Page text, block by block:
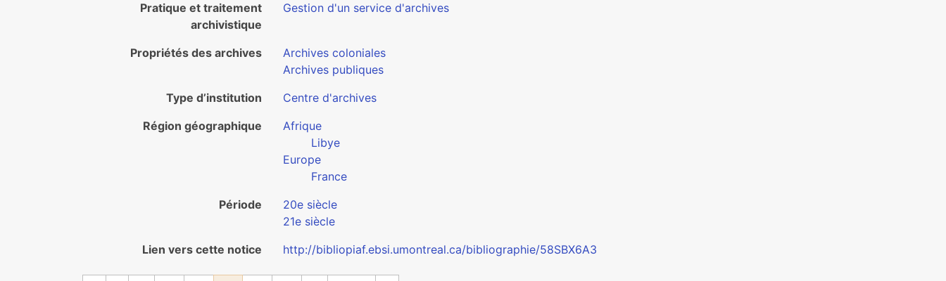
Pratique et traitement
archivistique
Gestion d'un service d'archives
Propriétés des archives
Archives coloniales
Archives publiques
Type d’institution
Centre d'archives
Région géographique
Afrique
Libye
Europe
France
Période
20e siècle
21e siècle
Lien vers cette notice
http://bibliopiaf.ebsi.umontreal.ca/bibliographie/58SBX6A3